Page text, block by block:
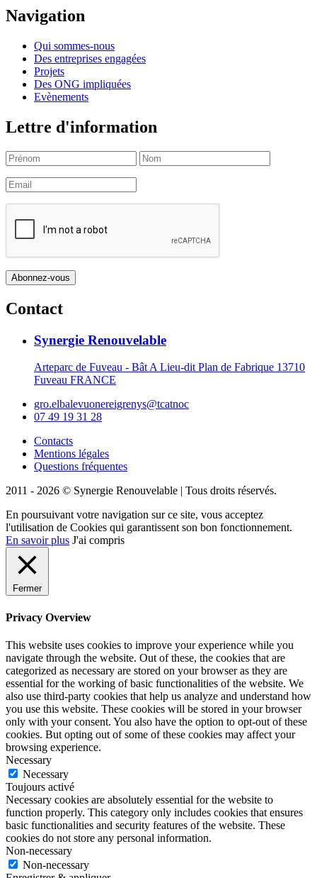
Navigation
Qui sommes-nous
Des entreprises engagées
Projets
Des ONG impliquées
Evènements
Lettre d'information
Contact
Synergie Renouvelable
Arteparc de Fuveau - Bât A Lieu-dit Plan de Fabrique 13710
Fuveau FRANCE
gro.elbalevuonereigrenys@tcatnoc
07 49 19 31 28
Contacts
Mentions légales
Questions fréquentes
2011 - 2026 © Synergie Renouvelable | Tous droits réservés.
En poursuivant votre navigation sur ce site, vous acceptez
l'utilisation de Cookies qui garantissent son bon fonctionnement.
En savoir plus J'ai compris
Fermer
Privacy Overview
This website uses cookies to improve your experience while you
navigate through the website. Out of these, the cookies that are
categorized as necessary are stored on your browser as they are
essential for the working of basic functionalities of the website. We
also use third-party cookies that help us analyze and understand how
you use this website. These cookies will be stored in your browser
only with your consent. You also have the option to opt-out of these
cookies. But opting out of some of these cookies may affect your
browsing experience.
Necessary
Necessary
Toujours activé
Necessary cookies are absolutely essential for the website to
function properly. This category only includes cookies that ensures
basic functionalities and security features of the website. These
cookies do not store any personal information.
Non-necessary
Non-necessary